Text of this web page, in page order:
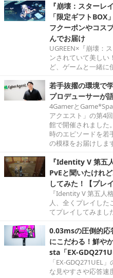
『崩壊：スターレ
「限定ギフト
フクーポンやコス
んでお届け
UGREEN×『崩壊：
ンされていて美しい
ど、ゲームと一緒に
若手抜擢の環境で
プロデューサーが
4Gamerと
アクエスト」の第4
館で開催されました
時のエピソードを若
の模様をお届けしま
『Identity V 第五
PvEと聞いたけれ
してみた！【プレ
『Identity V 第五人
人、全くプレイした
てプレイしてみまし
0.03msの圧倒的応
にこだわる！鮮や
sta「EX-
「EX-GDQ271UEL
な見やすさや応答速